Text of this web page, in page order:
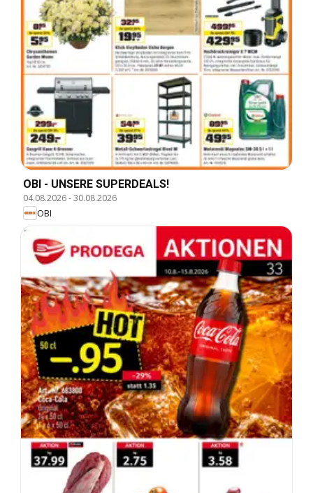
OBI - UNSERE SUPERDEALS!
04.08.2026-30.08.2026
OBI